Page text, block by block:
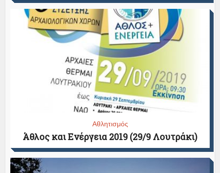
Αθλητισμός
Άθλος και Ενέργεια 2019 (29/9 Λουτράκι)